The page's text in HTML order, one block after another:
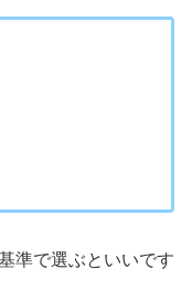
準で選ぶといいです